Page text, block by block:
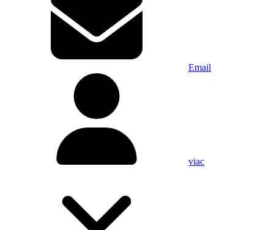
Email
viac